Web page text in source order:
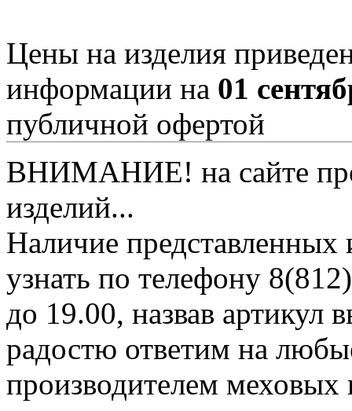
Цены на изделия
информации на 01
публичной офертой
ВНИМАНИЕ! на сайте
изделий...
Наличие
узнать по телефону
до 19.00, назвав
радостю ответим на
производителем